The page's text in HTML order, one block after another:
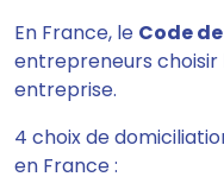
En France, le Code
entrepreneurs choisir
entreprise.
4 choix de
en France :